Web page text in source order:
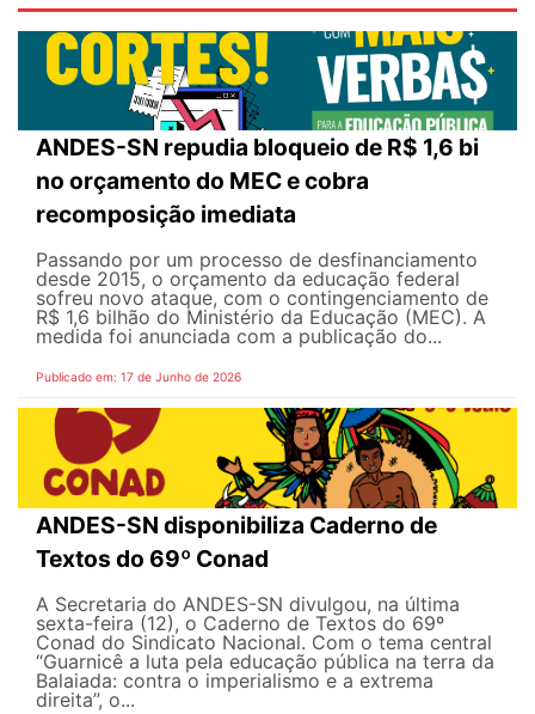
ANDES-SN repudia bloqueio de R$ 1,6 bi
no orçamento do MEC e cobra
recomposição imediata
Passando por um processo de desfinanciamento
desde 2015, o orçamento da educação federal
sofreu novo ataque, com o contingenciamento de
R$ 1,6 bilhão do Ministério da Educação (MEC). A
medida foi anunciada com a publicação do...
Publicado em: 17 de Junho de 2026
ANDES-SN disponibiliza Caderno de
Textos do 69º Conad
A Secretaria do ANDES-SN divulgou, na última
sexta-feira (12), o Caderno de Textos do 69º
Conad do Sindicato Nacional. Com o tema central
“Guarnicê a luta pela educação pública na terra da
Balaiada: contra o imperialismo e a extrema
direita”, o...